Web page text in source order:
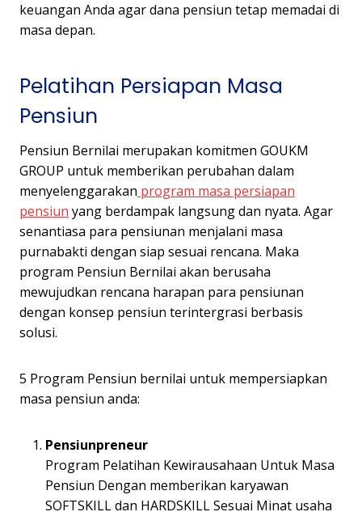
keuangan Anda agar dana pensiun tetap memadai di
masa depan.
Pelatihan Persiapan Masa
Pensiun
Pensiun Bernilai merupakan komitmen GOUKM
GROUP untuk memberikan perubahan dalam
menyelenggarakan program masa persiapan
pensiun yang berdampak langsung dan nyata. Agar
senantiasa para pensiunan menjalani masa
purnabakti dengan siap sesuai rencana. Maka
program Pensiun Bernilai akan berusaha
mewujudkan rencana harapan para pensiunan
dengan konsep pensiun terintergrasi berbasis
solusi.
5 Program Pensiun bernilai untuk mempersiapkan
masa pensiun anda:
Pensiunpreneur
Program Pelatihan Kewirausahaan Untuk Masa
Pensiun Dengan memberikan karyawan
SOFTSKILL dan HARDSKILL Sesuai Minat usaha